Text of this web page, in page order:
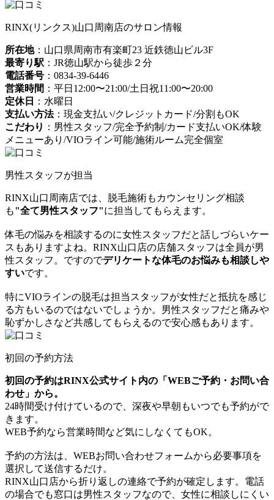
RINX(リンクス)山口周南店のサロン情報
所在地：山口県周南市有楽町23 近鉄徳山ビル3F
最寄り駅 ：JR徳山駅から徒歩２分
電話番号 ：0834-39-6446
営業時間 ：平日12:00〜21:00/土日祝11:00〜20:00
定休日
：水曜日
支払い方法：現金支払い/クレジットカード/分割もOK
こだわり ：男性スタッフ/完全予約制/カード支払いOK/体験
メニューあり/VIOライン可能/施術ルーム完全個室
男性スタッフが担当
RINX山口周南店では、脱毛施術もカウンセリング相談
も"全て男性スタッフ"に担当してもらえます。
体毛の悩みを相談するのに女性スタッフだと話しづらいケー
スもありますよね。RINX山口店の店舗スタッフは全員が男
性スタッフ。ですのでデリケートな体毛のお悩みも相談しや
すいです。
特にVIOラインの脱毛は担当スタッフが女性だと抵抗を感じ
る方もいるのではないでしょうか。男性スタッフだと痛みや
恥ずかしさなど共感してもらえるので安心感もあります。
初回の予約方法
初回の予約はRINX公式サイト内の「WEBご予約・お問い合
わせ」から。
24時間受け付けているので、深夜や早朝もいつでも予約がで
きます。
WEB予約なら営業時間など気にしなくてもOK。
予約の方法は、WEBお問い合わせフォームから必要事項を
選択して送信するだけ。
RINX山口店から折り返しの連絡で予約が確定します。電話
の場合でも窓口は男性スタッフなので、女性に相談しにくい